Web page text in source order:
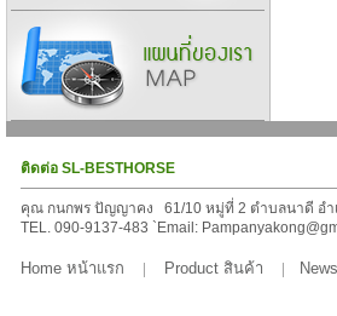
ติดต่อ SL-BESTHORSE
คุณ กนกพร ปัญญาคง 61/10 หมู่ที่ 2 ตำบลนาดี อำ
TEL. 090-9137-483 `Email:
Home หน้าแรก | Product สินค้า |